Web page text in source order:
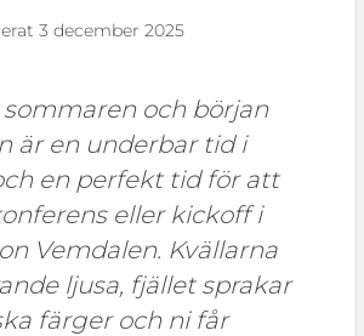
3 december 2025
och början
är en underbar tid i
en perfekt tid för att
eller kickoff i
Vemdalen. Kvällarna
ljusa, fjället sprakar
färger och ni får